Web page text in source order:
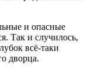
и опасные
Так и случилось,
всё-таки
дворца.